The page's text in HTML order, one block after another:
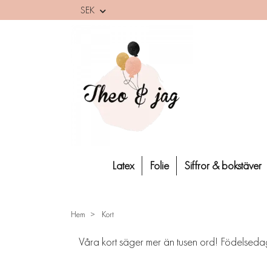
SEK
Latex Folie Siffror & bokstäver
Hem Kort
Våra kort säger mer än tusen ord!